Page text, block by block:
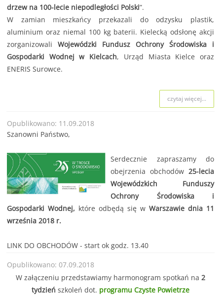
drzew na 100-lecie niepodległości Polski”.
W zamian mieszkańcy przekazali do odzysku plastik,
aluminium oraz niemal 100 kg baterii. Kielecką odsłonę akcji
zorganizowali Wojewódzki Fundusz Ochrony Środowiska i
Gospodarki Wodnej w Kielcach, Urząd Miasta Kielce oraz
ENERIS Surowce.
czytaj więcej...
Opublikowano: 11.09.2018
Szanowni Państwo,
Serdecznie zapraszamy do
obejrzenia obchodów25-lecia
Wojewódzkich Funduszy
Ochrony Środowiska i
Gospodarki Wodnej, które odbędą się wWarszawie dnia 11
września 2018 r.
LINK DO OBCHODÓW- start ok godz. 13.40
Opublikowano: 07.09.2018
W załączeniu przedstawiamy harmonogram spotkań na 2
tydzień szkoleń dot. programu Czyste Powietrze